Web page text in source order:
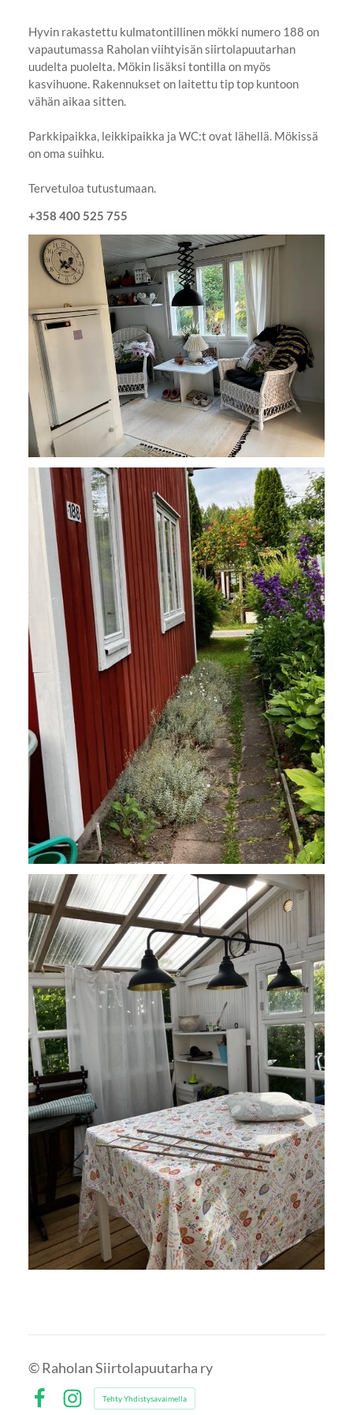
Hyvin rakastettu kulmatontillinen mökki numero 188 on
vapautumassa Raholan viihtyisän siirtolapuutarhan
uudelta puolelta. Mökin lisäksi tontilla on myös
kasvihuone. Rakennukset on laitettu tip top kuntoon
vähän aikaa sitten.
Parkkipaikka, leikkipaikka ja WC:t ovat lähellä. Mökissä
on oma suihku.
Tervetuloa tutustumaan.
+358 400 525 755
©Raholan Siirtolapuutarha ry
Tehty Yhdistysavaimella